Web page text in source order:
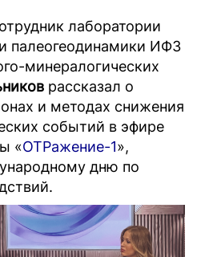
лаборатории
палеогеодинамики ИФЗ
минералогических
рассказал о
и методах снижения
событий в эфире
«ОТРажение-1»,
дню по